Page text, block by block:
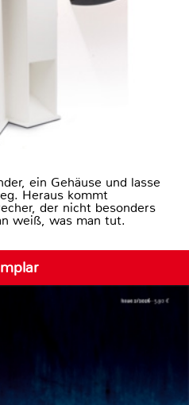
ein Gehäuse und lasse
Heraus kommt
der nicht besonders
weiß, was man tut.